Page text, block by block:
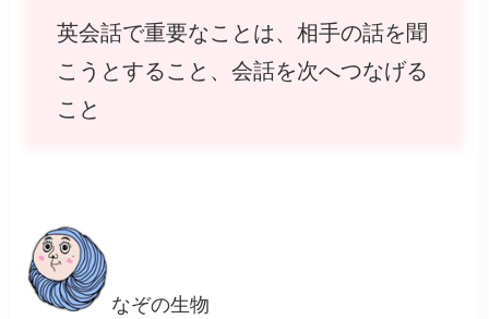
英会話で重要なことは、相手の話を聞
こうとすること、会話を次へつなげる
こと
なぞの生物